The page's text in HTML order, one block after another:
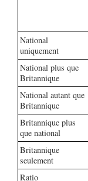
National
uniquement
National plus que
Britannique
National autant que
Britannique
Britannique plus
que national
Britannique
seulement
Ratio